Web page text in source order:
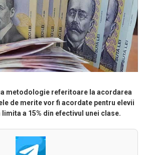
metodologie referitoare la acordarea
de merite vor fi acordate pentru elevii
a 15% din efectivul unei clase.